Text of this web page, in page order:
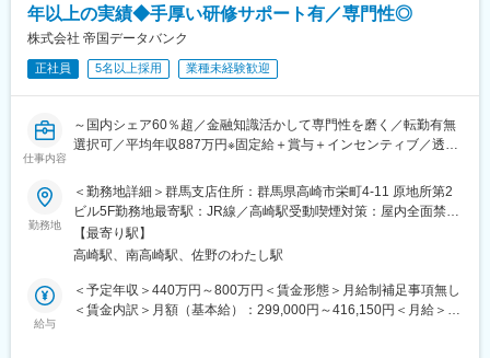
訪問から報告書作成、提案まで一貫して担当。論理的思考力と課
題解決力を発揮し、企業の成長を支援します。
・企業信用調査のデータは、金融機関の融資可否判断や企業間の
融・経営知識を実務で深められます。
・社長や会社役員から企業の課題、悩みを直接相談され、解決を
■働く環境：
充実した研修制度とメンター制度を整備し、異業界出身者も安心
してスタート可能。報告書入力システム改善など、働きやすさ向
上にも取り組んでいます。
国内シェア60％超を誇る業界リーディングカンパニー。金融機関
や企業間取引で利用される信用調査データを提供し、経済活動を
年以上の実績◆手厚い研修サポート有／専門性◎
株式会社 帝国データバンク
正社員 5名以上採用 業種未経験歓迎
仕事内容
～国内シェア60％超／金融知識活かして専門性を磨く／転勤有無
選択可／平均年収887万円※固定給＋賞与＋インセンティブ／透明
■業務内容：
経営者と直接対話し、企業の本質に迫る「信用調査＋コンサルテ
ィング営業」をお任せします。
金融・経営知識を実務で深め、希少性の高いスキルを獲得し、市
場価値を高められる環境です。
1. 企業信用調査
・対象企業へ訪問し、事業内容や会社の特色、今後の展望、財務
勤務地
＜勤務地詳細＞群馬支店住所：群馬県高崎市栄町4-11 原地所第2
ビル5F勤務地最寄駅：JR線／高崎駅受動喫煙対策：屋内全面禁煙
変更の範囲：勤務地は業務上の都合により変更の可能性がありま
す
【最寄り駅】
高崎駅、南高崎駅、佐野のわたし駅
給与
＜予定年収＞440万円～800万円＜賃金形態＞月給制補足事項無し
＜賃金内訳＞月額（基本給）：299,000円～416,150円＜月給＞